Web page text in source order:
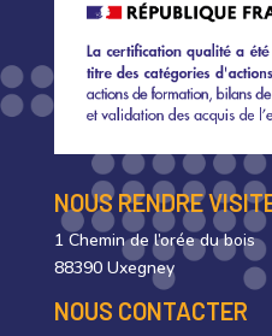
NOUS RENDRE
1 Chemin de l’orée du bois
88390 Uxegney
NOUS CONTACTER